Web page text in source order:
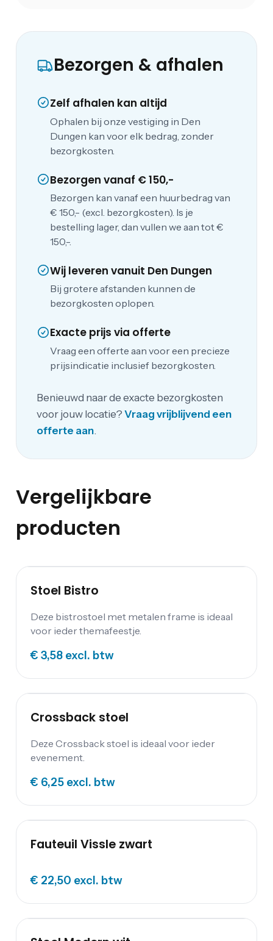
Bezorgen & afhalen
Zelf afhalen kan altijd
Ophalen bij onze vestiging in Den
Dungen kan voor elk bedrag, zonder
bezorgkosten.
Bezorgen vanaf € 150,-
Bezorgen kan vanaf een huurbedrag van
€ 150,- (excl. bezorgkosten). Is je
bestelling lager, dan vullen we aan tot €
150,-.
Wij leveren vanuit Den Dungen
Bij grotere afstanden kunnen de
bezorgkosten oplopen.
Exacte prijs via offerte
Vraag een offerte aan voor een precieze
prijsindicatie inclusief bezorgkosten.
Benieuwd naar de exacte bezorgkosten
voor jouw locatie?Vraag vrijblijvend een
offerte aan.
Vergelijkbare
producten
Stoel Bistro
Deze bistrostoel met metalen frame is ideaal
voor ieder themafeestje.
€ 3,58 excl. btw
Crossback stoel
Deze Crossback stoel is ideaal voor ieder
evenement.
€ 6,25 excl. btw
Fauteuil Vissle zwart
€ 22,50 excl. btw